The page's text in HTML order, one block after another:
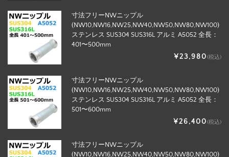
寸法フリーNWニップル
(NW10,NW16,NW25,NW40,NW50,NW80,NW100)
ステンレス SUS304 SUS316L アルミ A5052 全長：
401〜500mm
¥23,980(税込)
寸法フリーNWニップル
(NW10,NW16,NW25,NW40,NW50,NW80,NW100)
ステンレス SUS304 SUS316L アルミ A5052 全長：
501〜600mm
¥26,400(税込)
寸法フリーNWニップル
(NW10,NW16,NW25,NW40,NW50,NW80,NW100)